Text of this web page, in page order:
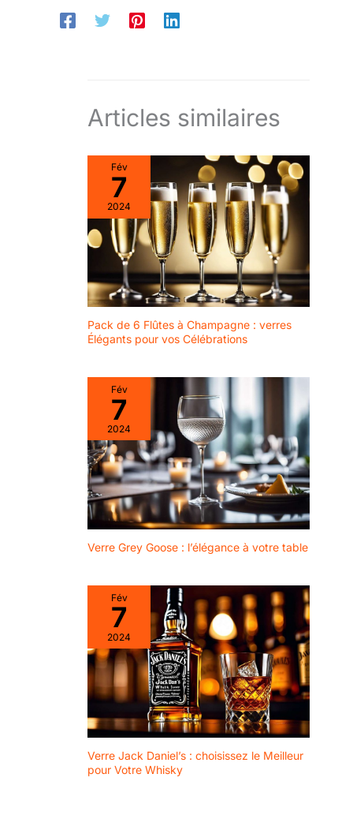
Articles similaires
Fév
7
2024
Pack de 6 Flûtes à Champagne : verres
Élégants pour vos Célébrations
Fév
7
2024
Verre Grey Goose : l’élégance à votre table
Fév
7
2024
Verre Jack Daniel’s : choisissez le Meilleur
pour Votre Whisky